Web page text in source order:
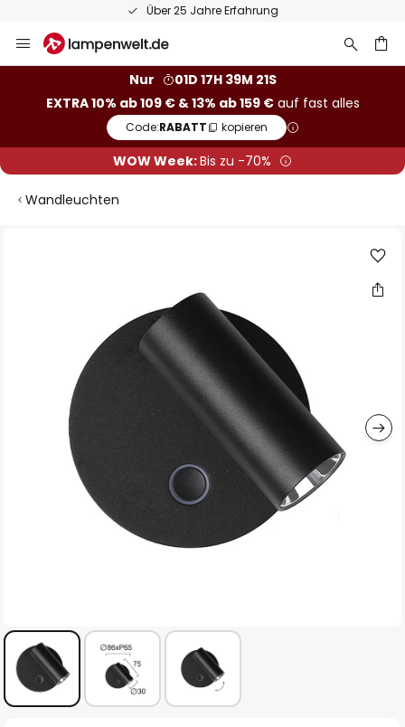
Über 25 Jahre Erfahrung
Inhalt
Nur
01D 17H 39M 20S
EXTRA 10% ab 109 € & 13% ab 159 €auf fast alles
Code:RABATT kopieren
WOW Week:Bis zu -70%
Wandleuchten